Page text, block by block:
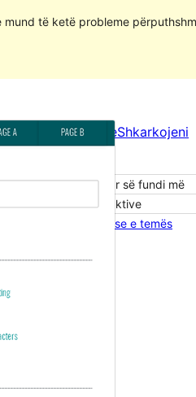
të ketë probleme
ParaparjeShkarkojeni
Përditësuar së fundi më
Instalime aktive
Faqja hyrëse e temës